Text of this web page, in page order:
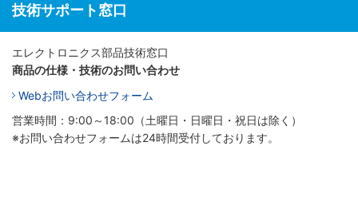
技術サポート窓口
エレクトロニクス部品技術窓口
商品の仕様・技術のお問い合わせ
Webお問い合わせフォーム
営業時間：9:00～18:00（土曜日・日曜日・祝日は除く）
※お問い合わせフォームは24時間受付しております。